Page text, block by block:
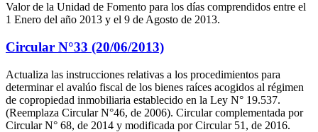
Valor de la Unidad de Fomento para los días comprendidos entre el
1 Enero del año 2013 y el 9 de Agosto de 2013.
Circular N°33 (20/06/2013)
Actualiza las instrucciones relativas a los procedimientos para
determinar el avalúo fiscal de los bienes raíces acogidos al régimen
de copropiedad inmobiliaria establecido en la Ley N° 19.537.
(Reemplaza Circular N°46, de 2006). Circular complementada por
Circular N° 68, de 2014 y modificada por Circular 51, de 2016.